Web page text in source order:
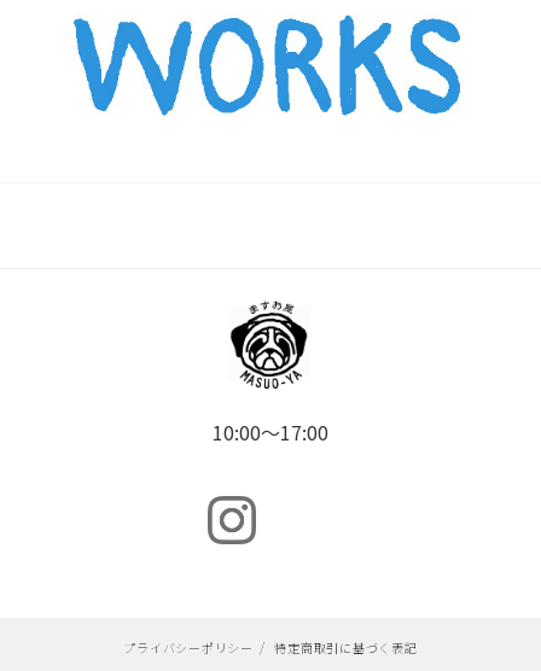
10:00～17:00
プライバシーポリシー / 特定商取引に基づく表記